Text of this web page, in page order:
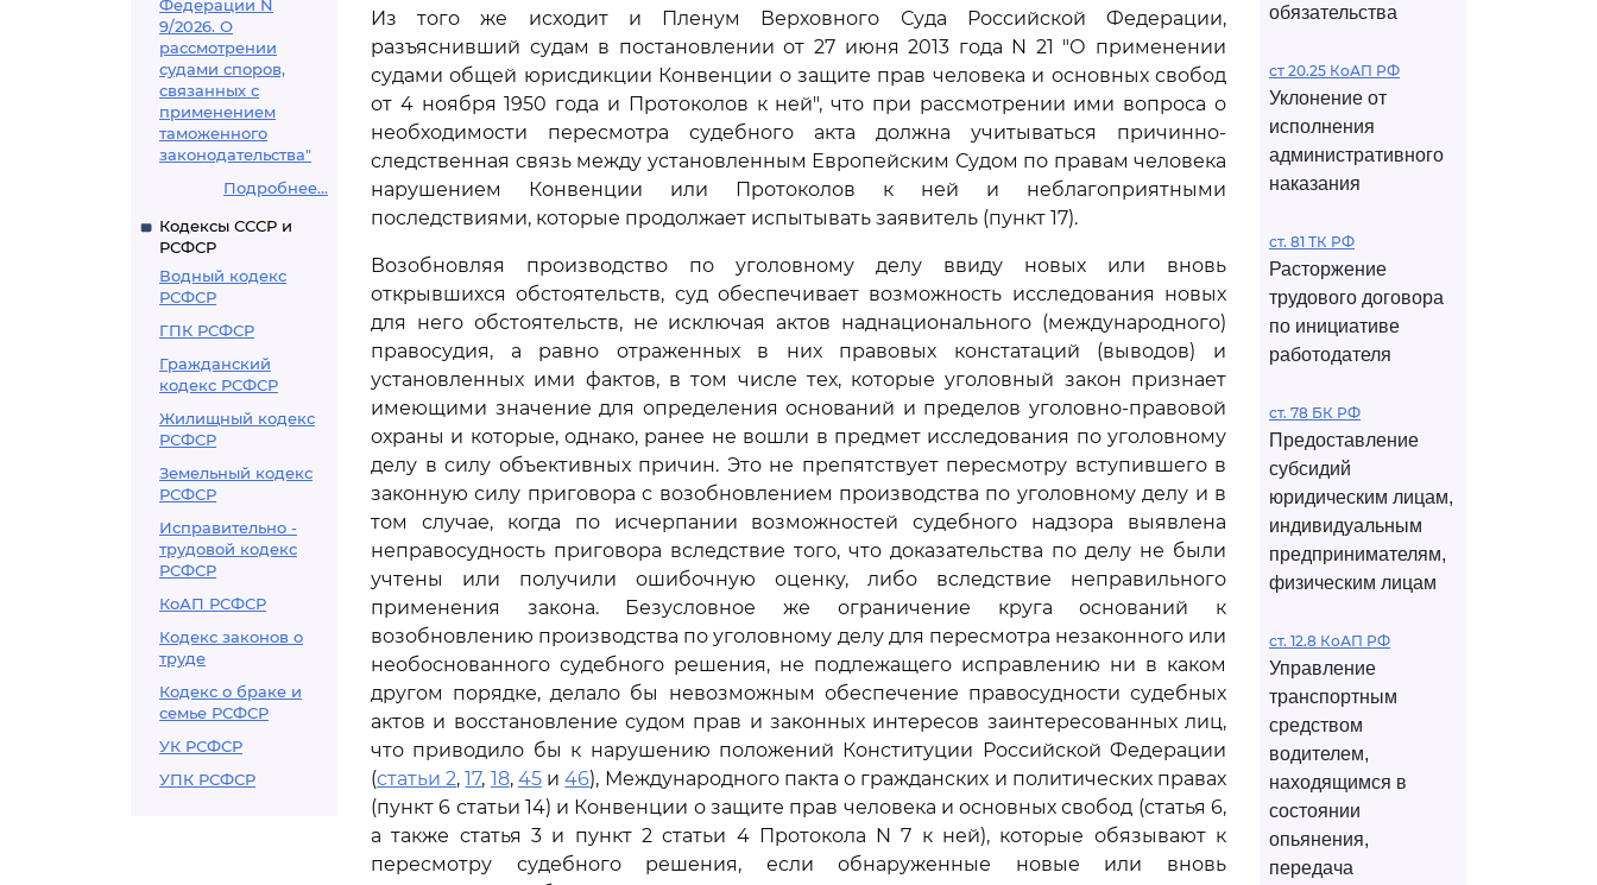
Федерации N
9/2026. О
рассмотрении
судами споров,
связанных с
применением
таможенного
законодательства"
Подробнее...
Кодексы СССР и
РСФСР
Водный кодекс
РСФСР
ГПК РСФСР
Гражданский
кодекс РСФСР
Жилищный кодекс
РСФСР
Земельный кодекс
РСФСР
Исправительно -
трудовой кодекс
РСФСР
КоАП РСФСР
Кодекс законов о
труде
Кодекс о браке и
семье РСФСР
УК РСФСР
УПК РСФСР
Из того же исходит и Пленум Верховного Суда Российской Федерации,
разъяснивший судам в постановлении от 27 июня 2013 года N 21 "О применении
судами общей юрисдикции Конвенции о защите прав человека и основных свобод
от 4 ноября 1950 года и Протоколов к ней", что при рассмотрении ими вопроса о
необходимости пересмотра судебного акта должна учитываться причинно-
следственная связь между установленным Европейским Судом по правам человека
нарушением Конвенции или Протоколов к ней и неблагоприятными
последствиями, которые продолжает испытывать заявитель (пункт 17).
Возобновляя производство по уголовному делу ввиду новых или вновь
открывшихся обстоятельств, суд обеспечивает возможность исследования новых
для него обстоятельств, не исключая актов наднационального (международного)
правосудия, а равно отраженных в них правовых констатаций (выводов) и
установленных ими фактов, в том числе тех, которые уголовный закон признает
имеющими значение для определения оснований и пределов уголовно-правовой
охраны и которые, однако, ранее не вошли в предмет исследования по уголовному
делу в силу объективных причин. Это не препятствует пересмотру вступившего в
законную силу приговора с возобновлением производства по уголовному делу и в
том случае, когда по исчерпании возможностей судебного надзора выявлена
неправосудность приговора вследствие того, что доказательства по делу не были
учтены или получили ошибочную оценку, либо вследствие неправильного
применения закона. Безусловное же ограничение круга оснований к
возобновлению производства по уголовному делу для пересмотра незаконного или
необоснованного судебного решения, не подлежащего исправлению ни в каком
другом порядке, делало бы невозможным обеспечение правосудности судебных
актов и восстановление судом прав и законных интересов заинтересованных лиц,
что приводило бы к нарушению положений Конституции Российской Федерации
(статьи 2,17, 18, 45и46), Международного пакта о гражданских и политических правах
(пункт 6 статьи 14) и Конвенции о защите прав человека и основных свобод (статья 6,
а также статья 3 и пункт 2 статьи 4 Протокола N 7 к ней), которые обязывают к
пересмотру судебного решения, если обнаруженные новые или вновь
обязательства
ст 20.25 КоАП РФ
Уклонение от
исполнения
административного
наказания
ст. 81 ТК РФ
Расторжение
трудового договора
по инициативе
работодателя
ст. 78 БК РФ
Предоставление
субсидий
юридическим лицам,
индивидуальным
предпринимателям,
физическим лицам
ст. 12.8 КоАП РФ
Управление
транспортным
средством
водителем,
находящимся в
состоянии
опьянения,
передача